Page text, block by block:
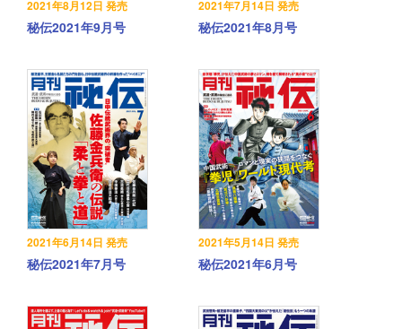
2021年8月12日 発売
秘伝2021年9月号
2021年7月14日 発売
秘伝2021年8月号
2021年6月14日 発売
秘伝2021年7月号
2021年5月14日 発売
秘伝2021年6月号